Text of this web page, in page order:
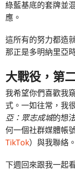
綠藍基底的套牌並
應。
這所有的努力都造
那正是多明納里亞
大戰役，第
我希望你們喜歡我
式。一如往常，我
亞：眾志成城的想
何一個社群媒體帳
TikTok）與我聯絡。
下週回來跟我一起